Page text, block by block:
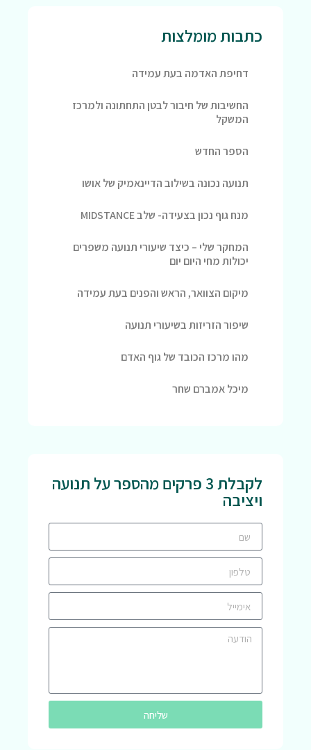
כתבות מומלצות
דחיפת האדמה בעת עמידה
החשיבות של חיבור לבטן התחתונה ולמרכז
המשקל
הספר החדש
תנועה נכונה בשילוב הדיינאמיק של אושו
מנח גוף נכון בצעידה- שלב MIDSTANCE
המחקר שלי – כיצד שיעורי תנועה משפרים
יכולות מחי היום יום
מיקום הצוואר, הראש והפנים בעת עמידה
שיפור הזריזות בשיעורי תנועה
מהו מרכז הכובד של גוף האדם
מיכל אמברם שחר
לקבלת 3 פרקים מהספר על תנועה
ויציבה
שליחה